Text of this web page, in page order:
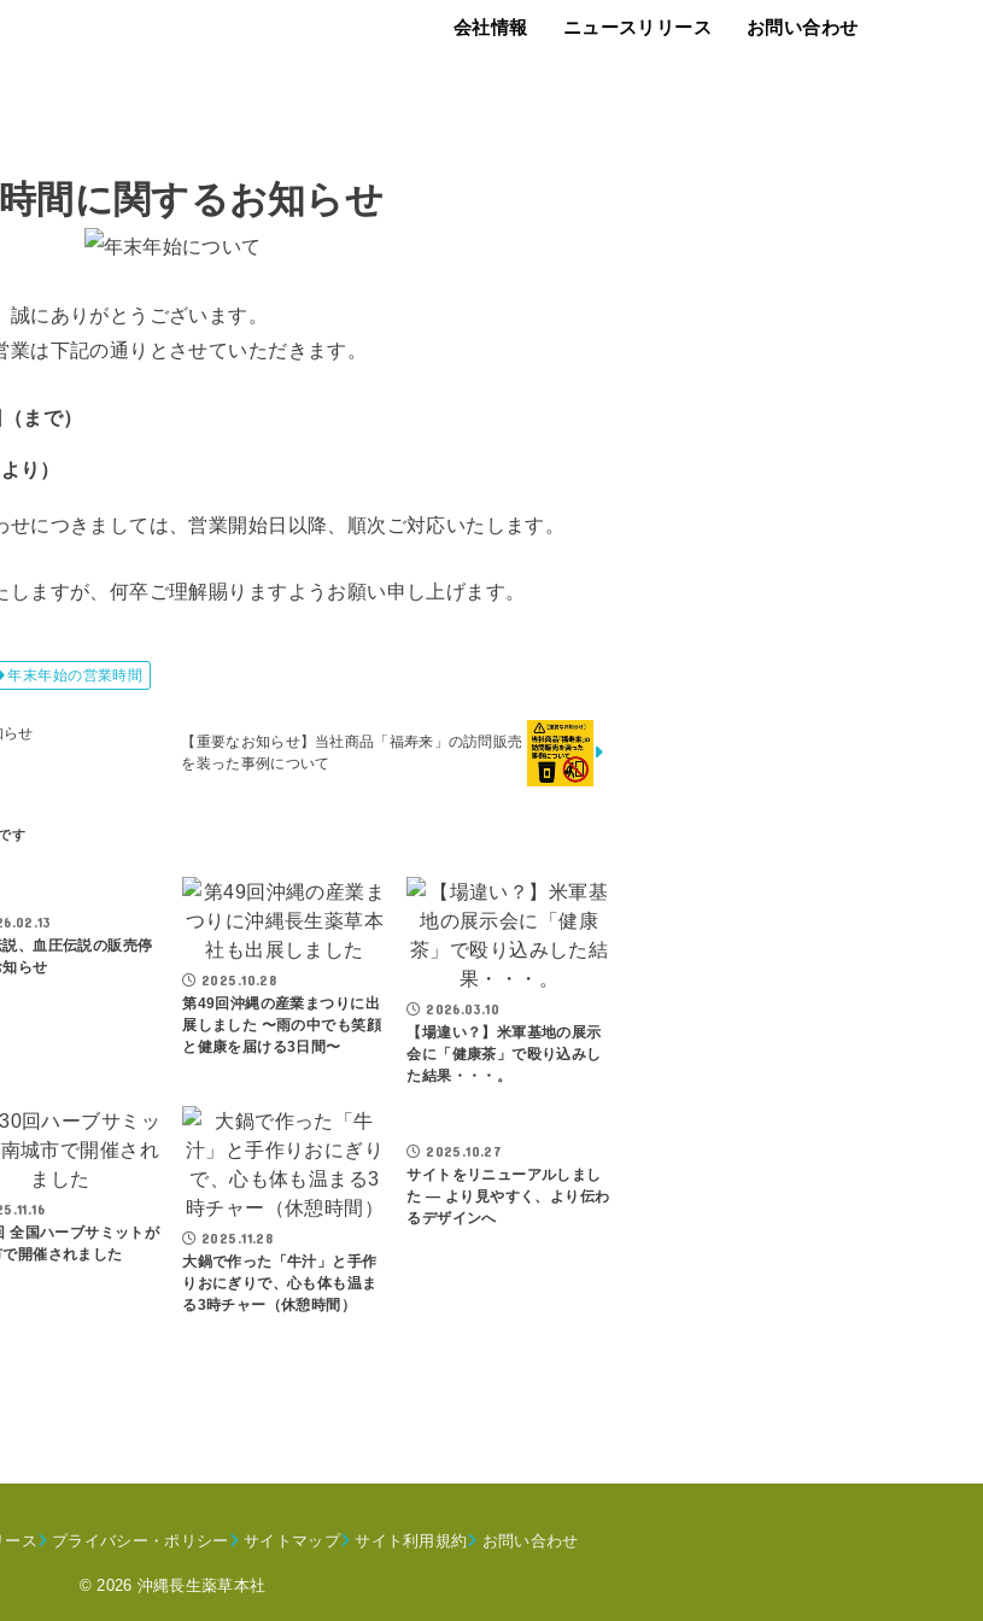
会社情報 ニュースリリース お問い合わせ
間に関するお知らせ
にありがとうございます。
は下記の通りとさせていただきます。
まで）
り）
につきましては、営業開始日以降、順次ご対応いたします。
ますが、何卒ご理解賜りますようお願い申し上げます。
年末年始の営業時間
らせ
【重要なお知らせ】当社商品「福寿来」の訪問販売
を装った事例について
、血圧伝説の販売停
知らせ
2025.10.28
第49回沖縄の産業まつりに出
展しました 〜雨の中でも笑顔
と健康を届ける3日間〜
2026.03.10
【場違い？】米軍基地の展示
会に「健康茶」で殴り込みし
た結果・・・。
全国ハーブサミットが
開催されました
2025.11.28
大鍋で作った「牛汁」と手作
りおにぎりで、心も体も温ま
る3時チャー（休憩時間）
2025.10.27
サイトをリニューアルしまし
た ― より見やすく、より伝わ
るデザインへ
ース プライバシー・ポリシー サイトマップ サイト利用規約 お問い合わせ
© 2026 沖縄長生薬草本社